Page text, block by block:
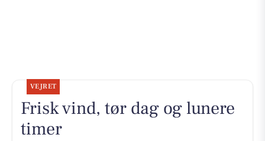
VEJRET
Frisk vind, tør dag og lunere
timer